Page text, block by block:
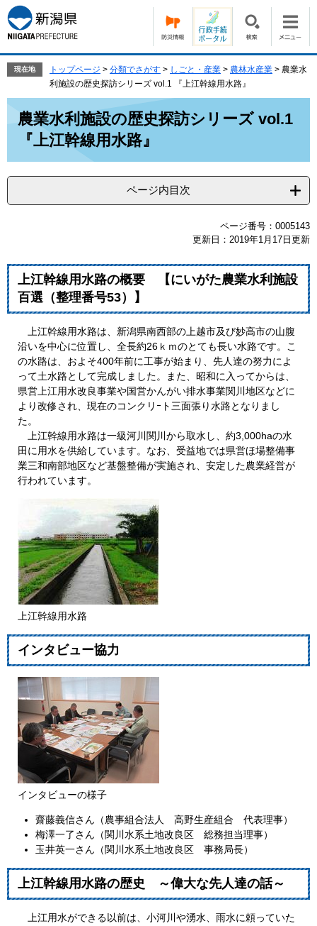
ー
ジ
の
で
ニ
ュ
ー
ば
現在地 トップページ > 分類でさがす > しごと・産業 > 農林水産業 > 農業水
利施設の歴史探訪シリーズ vol.1 『上江幹線用水路』
農業水利施設の歴史探訪シリーズ vol.1
『上江幹線用水路』
ページ内目次
ページ番号：0005143
更新日：2019年1月17日更新
上江幹線用水路の概要 【にいがた農業水利施設
百選（整理番号53）】
上江幹線用水路は、新潟県南西部の上越市及び妙高市の山腹
沿いを中心に位置し、全長約26ｋｍのとても長い水路です。こ
の水路は、およそ400年前に工事が始まり、先人達の努力によ
って土水路として完成しました。また、昭和に入ってからは、
県営上江用水改良事業や国営かんがい排水事業関川地区などに
より改修され、現在のコンクリｰト三面張り水路となりまし
た。
上江幹線用水路は一級河川関川から取水し、約3,000haの水
田に用水を供給しています。なお、受益地では県営ほ場整備事
業三和南部地区など基盤整備が実施され、安定した農業経営が
行われています。
上江幹線用水路
インタビュー協力
インタビューの様子
齋藤義信さん（農事組合法人 高野生産組合 代表理事）
梅澤一了さん（関川水系土地改良区 総務担当理事）
玉井英一さん（関川水系土地改良区 事務局長）
上江幹線用水路の歴史 ～偉大な先人達の話～
上江用水ができる以前は、小河川や湧水、雨水に頼っていた